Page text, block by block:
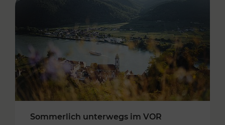
Sommerlich unterwegs im VOR